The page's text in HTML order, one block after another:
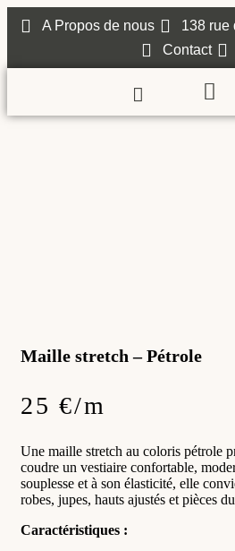
A Propos de nous
138 rue
Contact
Maille stretch – Pétrole
25 €/m
Une maille stretch au coloris pétrole
coudre un vestiaire confortable,
souplesse et à son élasticité, elle
robes, jupes, hauts ajustés et pièces
Caractéristiques :